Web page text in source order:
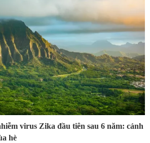
virus Zika đầu tiên sau 6 năm: cảnh
hè